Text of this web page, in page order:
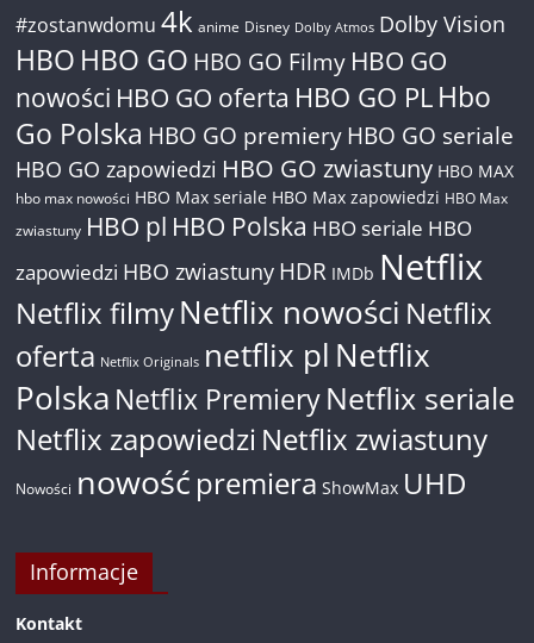
#zostanwdomu 4k anime Disney Dolby Atmos Dolby Vision
HBO HBO GO HBO GO Filmy HBO GO
nowości HBO GO oferta HBO GO PL Hbo
Go Polska HBO GO premiery HBO GO seriale
HBO GO zapowiedzi HBO GO zwiastuny HBO MAX
hbo max nowości HBO Max seriale HBO Max zapowiedzi HBO Max
zwiastuny HBO pl HBO Polska HBO seriale HBO
zapowiedzi HBO zwiastuny HDR IMDb Netflix
Netflix filmyNetflix nowości Netflix
oferta Netflix Originals netflix pl Netflix
Polska Netflix PremieryNetflix seriale
Netflix zapowiedzi Netflix zwiastuny
Nowości nowość premiera ShowMax UHD
Informacje
Kontakt